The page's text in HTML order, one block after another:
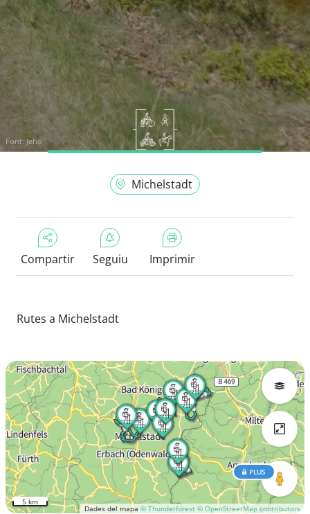
Font: Jeho
Michelstadt
Compartir Seguiu Imprimir
Rutes a Michelstadt
Dades del mapa © Thunderforest © OpenStreetMap contributors
PLUS
5 km